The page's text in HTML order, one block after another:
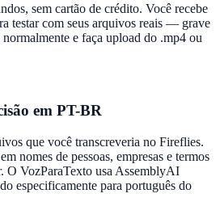
sem cartão de crédito. Você recebe
testar com seus arquivos reais — grave
e faça upload do .mp4 ou
em PT-BR
que você transcreveria no Fireflies.
nomes de pessoas, empresas e termos
O VozParaTexto usa AssemblyAI
especificamente para português do